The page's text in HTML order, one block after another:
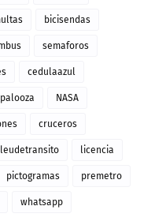
bicisendas
semaforos
cedulaazul
NASA
cruceros
leudetransito licencia
pictogramas premetro
whatsapp